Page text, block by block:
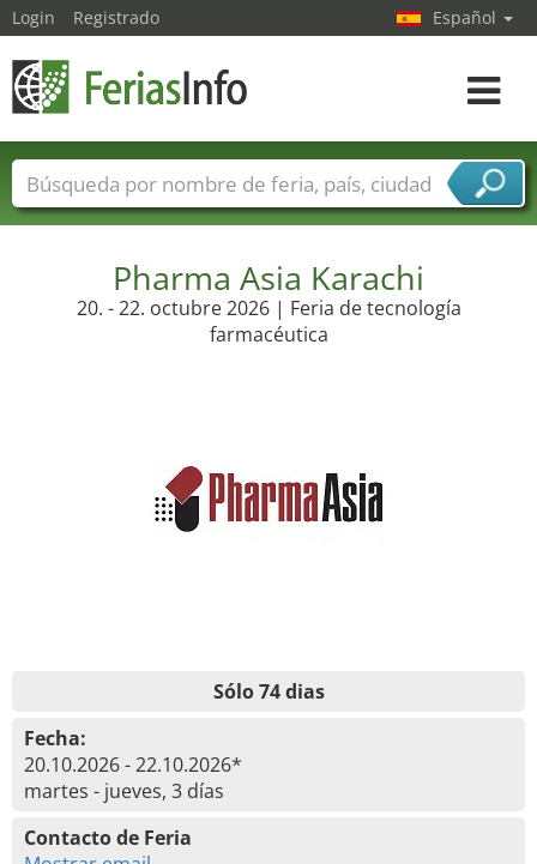
Pharma Asia Karachi
20. - 22. octubre 2026 | Feria de tecnología
farmacéutica
Sólo 74 dias
Fecha:
20.10.2026 - 22.10.2026*
martes - jueves, 3 días
Contacto de Feria
Login Registrado Español
toggle
Nombres de ferias Países
Ciudades
Sectores de proveedor de servicios